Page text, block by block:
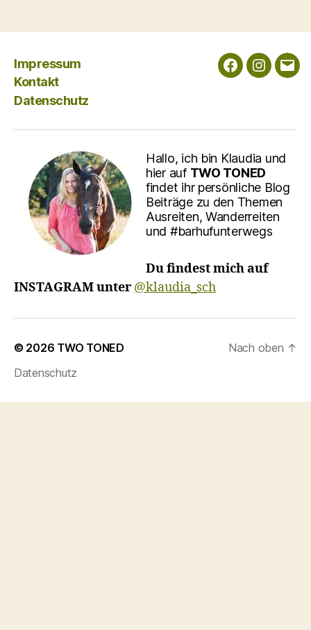
Beiträge
Impressum
Kontakt
Datenschutz
FacebookE-
Hallo, ich bin Klaudia und
hier auf TWO TONED
findet ihr persönliche Blog
Beiträge zu den Themen
Ausreiten, Wanderreiten
und #barhufunterwegs
Du findest mich auf
INSTAGRAM unter @klaudia_sch
© 2026 TWO TONED
Datenschutz
Nach oben ↑